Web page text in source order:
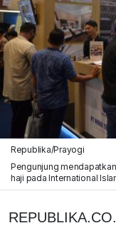
Republika/Prayogi
Pengunjung
haji pada International